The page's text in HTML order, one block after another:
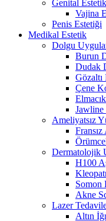
Genital Estetik
Vajina
Penis Estetiği
Medikal Estetik
Dolgu
Burun
Dudak
Gözaltı
Çene
Jawline
Ameliyatsız
Fransız
Dermatolojik
H100
Somon
Akne
Lazer
Altın